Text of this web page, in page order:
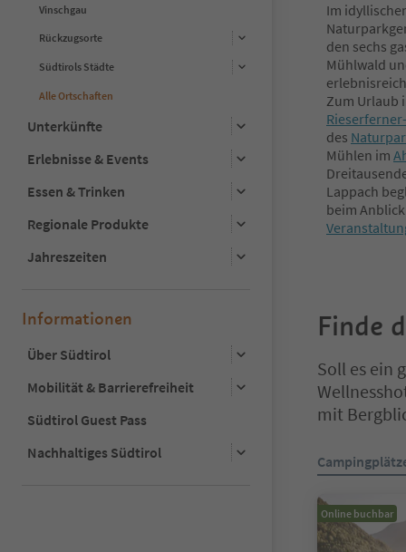
Vinschgau
Rückzugsorte
Südtirols Städte
Alle Ortschaften
Unterkünfte
Erlebnisse & Events
Essen & Trinken
Regionale Produkte
Jahreszeiten
Informationen
Über Südtirol
Mobilität & Barrierefreiheit
Südtirol Guest Pass
Nachhaltiges Südtirol
Im
den sechs
Mühlwald
Zum Urlaub
des
Mühlen im
Lappach
beim
Finde
Soll es ein
mit
Online buchbar